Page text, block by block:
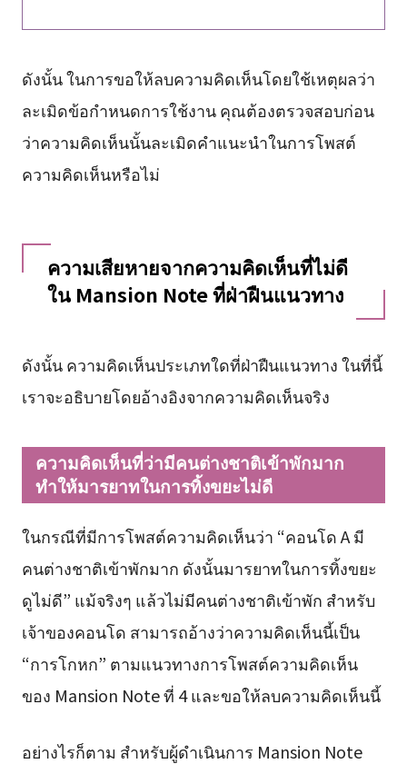
ดังนั้น ในการขอให้ลบความคิดเห็นโดยใช้เหตุผลว่า
ละเมิดข้อกำหนดการใช้งาน คุณต้องตรวจสอบก่อน
ว่าความคิดเห็นนั้นละเมิดคำแนะนำในการโพสต์
ความคิดเห็นหรือไม่
ความเสียหายจากความคิดเห็นที่ไม่ดี
ใน Mansion Note ที่ฝ่าฝืนแนวทาง
ดังนั้น ความคิดเห็นประเภทใดที่ฝ่าฝืนแนวทาง ในที่นี้
เราจะอธิบายโดยอ้างอิงจากความคิดเห็นจริง
ความคิดเห็นที่ว่ามีคนต่างชาติเข้าพักมาก
ทำให้มารยาทในการทิ้งขยะไม่ดี
ในกรณีที่มีการโพสต์ความคิดเห็นว่า “คอนโด A มี
คนต่างชาติเข้าพักมาก ดังนั้นมารยาทในการทิ้งขยะ
ดูไม่ดี” แม้จริงๆ แล้วไม่มีคนต่างชาติเข้าพัก สำหรับ
เจ้าของคอนโด สามารถอ้างว่าความคิดเห็นนี้เป็น
“การโกหก” ตามแนวทางการโพสต์ความคิดเห็น
ของ Mansion Note ที่ 4 และขอให้ลบความคิดเห็นนี้
อย่างไรก็ตาม สำหรับผู้ดำเนินการ Mansion Note